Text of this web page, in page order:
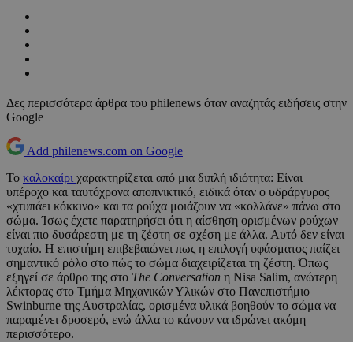
Δες περισσότερα άρθρα του philenews όταν αναζητάς ειδήσεις στην
Google
Add philenews.com on Google
Το καλοκαίρι χαρακτηρίζεται από μια διπλή ιδιότητα: Είναι
υπέροχο και ταυτόχρονα αποπνικτικό, ειδικά όταν ο υδράργυρος
«χτυπάει κόκκινο» και τα ρούχα μοιάζουν να «κολλάνε» πάνω στο
σώμα. Ίσως έχετε παρατηρήσει ότι η αίσθηση ορισμένων ρούχων
είναι πιο δυσάρεστη με τη ζέστη σε σχέση με άλλα. Αυτό δεν είναι
τυχαίο. Η επιστήμη επιβεβαιώνει πως η επιλογή υφάσματος παίζει
σημαντικό ρόλο στο πώς το σώμα διαχειρίζεται τη ζέστη. Όπως
εξηγεί σε άρθρο της στο The Conversation η Nisa Salim, ανώτερη
λέκτορας στο Τμήμα Μηχανικών Υλικών στο Πανεπιστήμιο
Swinburne της Αυστραλίας, ορισμένα υλικά βοηθούν το σώμα να
παραμένει δροσερό, ενώ άλλα το κάνουν να ιδρώνει ακόμη
περισσότερο.